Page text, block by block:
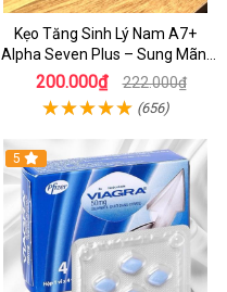
Kẹo Tăng Sinh Lý Nam A7+
Alpha Seven Plus – Sung Mãn,
Bền Bỉ, Đỉnh Cao Phong Độ
200.000₫ 222.000₫
(656)
5